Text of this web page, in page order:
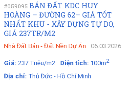
#059095 BÁN ĐẤT KDC HUY
HOÀNG – ĐƯỜNG 62– GIÁ TỐT
NHẤT KHU - XÂY DỰNG TỰ DO,
GIÁ 237TR/M2
Nhà Đất Bán - Đất Nền Dự Án 06.03.2026
Giá: 237 Triệu/m2 Diện tích: 100m2
Địa chỉ: Thủ Đức - Hồ Chí Minh